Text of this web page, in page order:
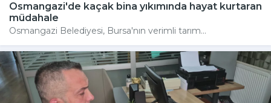
Osmangazi'de kaçak bina yıkımında hayat kurtaran
müdahale
Osmangazi Belediyesi, Bursa'nın verimli tarım...